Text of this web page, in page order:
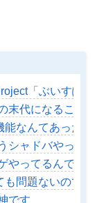
「ぶいすぽ
末代になること
能なんてあったの
シャドバやっ
やってるんで
も問題ないのでは
です